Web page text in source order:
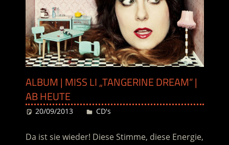
ALBUM | MISS LI „TANGERINE DREAM“ |
AB HEUTE
20/09/2013 Desiree
CD's
Da ist sie wieder! Diese Stimme, diese Energie,